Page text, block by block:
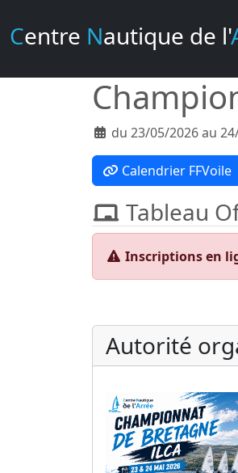
Centre Nautique de l'
du 23/05/2026 au
Calendrier FFVoile
Tableau
Inscriptions en
Autorité